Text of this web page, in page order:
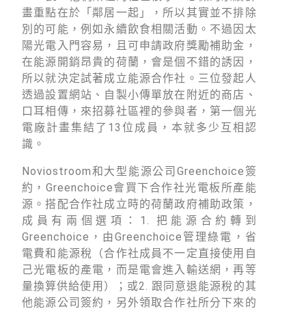
畫重點在於「鄰居一起」，所以其實並不排除
別的可能，例如永續飲食相關活動。不過因太
陽光電入門容易，且可申請政府獎勵補助金，
在能源開銷昂貴的荷蘭，會是個不錯的誘因，
所以就決定試著成立能源合作社。三位發起人
透過設置網站、自製小傳單放在附近的商店、
口耳相傳，來招募社區裡的參與者，第一個光
電廠計畫集結了13位成員，本就多少互相認
識。
Noviostroom和大型能源公司Greenchoice簽
約，Greenchoice會買下合作社光電板所產能
源。搭配合作社成立時的荷蘭政府補助政策，
成員有兩個選項：1. 把能源合約轉到
Greenchoice，由Greenchoice管理綠電，省
電費和能源稅（合作社成員不一定直接使用自
己光電板的產電，而是電會進入輸送網，再等
量換算供給使用）；或2. 跟同意退能源稅的其
他能源公司簽約，另外領取合作社所分下來的